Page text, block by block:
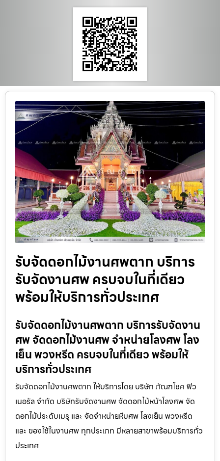
รับจัดดอกไม้งานศพตาก บริการ
รับจัดงานศพ ครบจบในที่เดียว
พร้อมให้บริการทั่วประเทศ
รับจัดดอกไม้งานศพตาก บริการรับจัดงาน
ศพ จัดดอกไม้งานศพ จำหน่ายโลงศพ โลง
เย็น พวงหรีด ครบจบในที่เดียว พร้อมให้
บริการทั่วประเทศ
รับจัดดอกไม้งานศพตาก ให้บริการโดย บริษัท ภัณฑโชค ฟิว
เนอรัล จำกัด บริษัทรับจัดงานศพ จัดดอกไม้หน้าโลงศพ จัด
ดอกไม้ประดับเมรุ และ จัดจำหน่ายหีบศพ โลงเย็น พวงหรีด
และ ของใช้ในงานศพ ทุกประเภท มีหลายสาขาพร้อมบริการทั่ว
ประเทศ